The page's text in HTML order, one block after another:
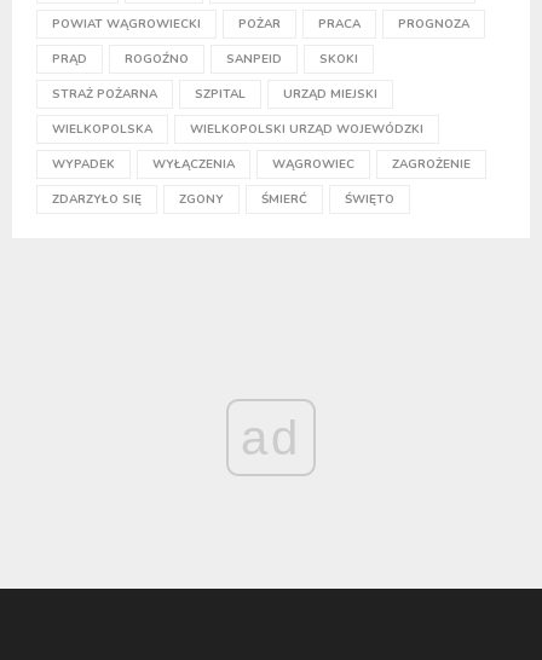
POWIAT WĄGROWIECKI POŻAR PRACA PROGNOZA
PRĄD ROGOŹNO SANPEID SKOKI
STRAŻ POŻARNA SZPITAL URZĄD MIEJSKI
WIELKOPOLSKA WIELKOPOLSKI URZĄD WOJEWÓDZKI
WYPADEK WYŁĄCZENIA WĄGROWIEC ZAGROŻENIE
ZDARZYŁO SIĘ ZGONY ŚMIERĆ ŚWIĘTO
ad